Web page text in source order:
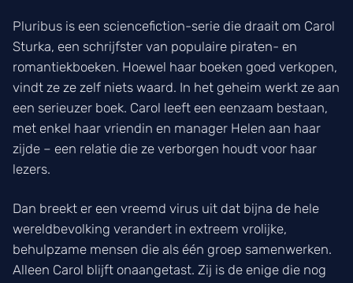
Pluribus is een sciencefiction-serie die draait om Carol
Sturka, een schrijfster van populaire piraten- en
romantiekboeken. Hoewel haar boeken goed verkopen,
vindt ze ze zelf niets waard. In het geheim werkt ze aan
een serieuzer boek. Carol leeft een eenzaam bestaan,
met enkel haar vriendin en manager Helen aan haar
zijde – een relatie die ze verborgen houdt voor haar
lezers.
Dan breekt er een vreemd virus uit dat bijna de hele
wereldbevolking verandert in extreem vrolijke,
behulpzame mensen die als één groep samenwerken.
Alleen Carol blijft onaangetast. Zij is de enige die nog